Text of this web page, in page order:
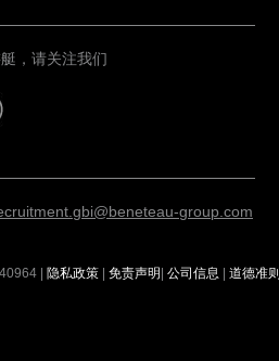
，请关注我们
group.com
隐私政策 免责声明 公司信息 道德准则